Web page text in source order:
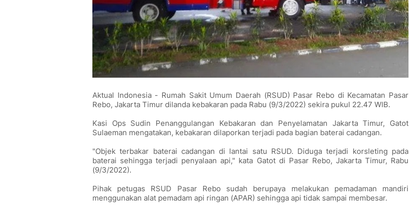
Aktual Indonesia - Rumah Sakit Umum Daerah (RSUD) Pasar Rebo di Kecamatan Pasar
Rebo, Jakarta Timur dilanda kebakaran pada Rabu (9/3/2022) sekira pukul 22.47 WIB.
Kasi Ops Sudin Penanggulangan Kebakaran dan Penyelamatan Jakarta Timur, Gatot
Sulaeman mengatakan, kebakaran dilaporkan terjadi pada bagian baterai cadangan.
"Objek terbakar baterai cadangan di lantai satu RSUD. Diduga terjadi korsleting pada
baterai sehingga terjadi penyalaan api," kata Gatot di Pasar Rebo, Jakarta Timur, Rabu
(9/3/2022).
Pihak petugas RSUD Pasar Rebo sudah berupaya melakukan pemadaman mandiri
menggunakan alat pemadam api ringan (APAR) sehingga api tidak sampai membesar.